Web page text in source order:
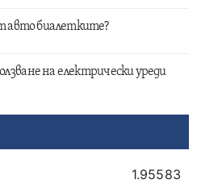
авто биалетките?
на електрически уреди
1.95583